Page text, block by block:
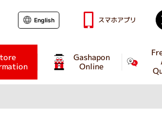
Gashapon
Online
English スマホアプリ